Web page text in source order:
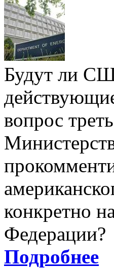
Будут ли
вопрос
конкретно
Федерации?
Подробнее